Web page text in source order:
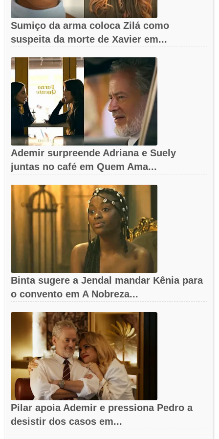
Sumiço da arma coloca Zilá como
suspeita da morte de Xavier em...
Ademir surpreende Adriana e Suely
juntas no café em Quem Ama...
Binta sugere a Jendal mandar Kênia para
o convento em A Nobreza...
Pilar apoia Ademir e pressiona Pedro a
desistir dos casos em...